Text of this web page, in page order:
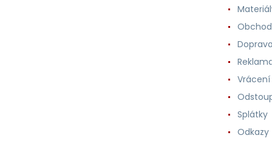
Splátky
Odkazy